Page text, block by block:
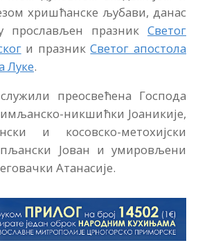
хришћанске љубави, данас
прослављен празник Светог
и празникСветог апостола
Луке.
преосвећена Господа
никшићки Јоаникије,
и косовско-метохијски
Јован и умировљени
Атанасије.